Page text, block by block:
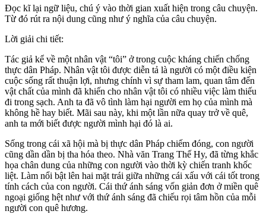
Đọc kĩ lại ngữ liệu, chú ý vào thời gian xuất hiện trong câu chuyện.
Từ đó rút ra nội dung cũng như ý nghĩa của câu chuyện.
Lời giải chi tiết:
Tác giả kể về một nhân vật “tôi” ở trong cuộc kháng chiến chống
thực dân Pháp. Nhân vật tôi được diễn tả là người có một điều kiện
cuộc sống rất thuận lợi, nhưng chính vì sự tham lam, quan tâm đến
vật chất của mình đã khiến cho nhân vật tôi có nhiều việc làm thiếu
đi trong sạch. Anh ta đã vô tình làm hại người em họ của mình mà
không hề hay biết. Mãi sau này, khi một lần nữa quay trở về quê,
anh ta mới biết được người mình hại đó là ai.
Sống trong cái xã hội mà bị thực dân Pháp chiếm đóng, con người
cũng dần dần bị tha hóa theo. Nhà văn Trang Thế Hy, đã từng khắc
họa chân dung của những con người vào thời kỳ chiến tranh khốc
liệt. Làm nổi bật lên hai mặt trái giữa những cái xấu với cái tốt trong
tính cách của con người. Cái thứ ánh sáng vốn giản đơn ở miền quê
ngoại giống hệt như với thứ ánh sáng đã chiếu rọi tâm hồn của mỗi
người con quê hương.